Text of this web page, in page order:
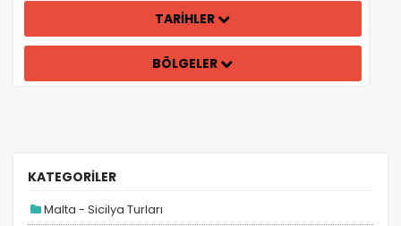
TARİHLER
BÖLGELER
KATEGORİLER
Malta - Sicilya Turları